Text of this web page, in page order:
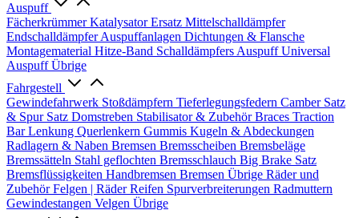
Auspuff
FächerkrümmerKatalysator Ersatz Mittelschalldämpfer
EndschalldämpferAuspuffanlagen Dichtungen & Flansche
Montagematerial Hitze-Band Schalldämpfers Auspuff Universal
Auspuff Übrige
Fahrgestell
Gewindefahrwerk Stoßdämpfern Tieferlegungsfedern Camber Satz
& Spur Satz Domstreben Stabilisator & ZubehörBraces Traction
BarLenkung Querlenkern Gummis Kugeln & Abdeckungen
Radlagern & Naben Bremsen Bremsscheiben Bremsbeläge
Bremssätteln Stahl geflochten Bremsschlauch Big Brake Satz
Bremsflüssigkeiten Handbremsen Bremsen Übrige Räder und
ZubehörFelgen | RäderReifen Spurverbreiterungen Radmuttern
Gewindestangen Velgen Übrige